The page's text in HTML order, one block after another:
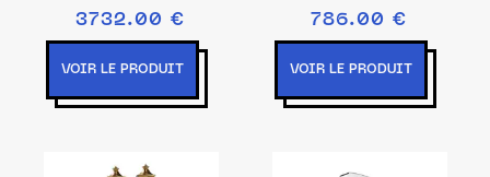
3732.00 €
VOIR LE PRODUIT
786.00 €
VOIR LE PRODUIT